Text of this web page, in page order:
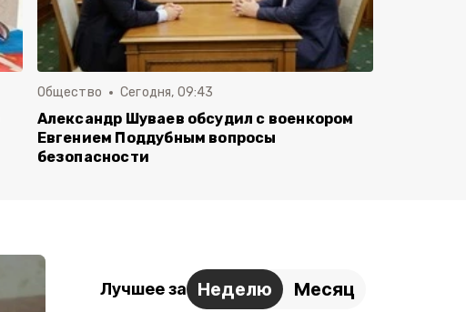
Общество Сегодня, 09:43
Александр Шуваев обсудил с военкором
Евгением Поддубным вопросы
безопасности
Лучшее за Неделю Месяц